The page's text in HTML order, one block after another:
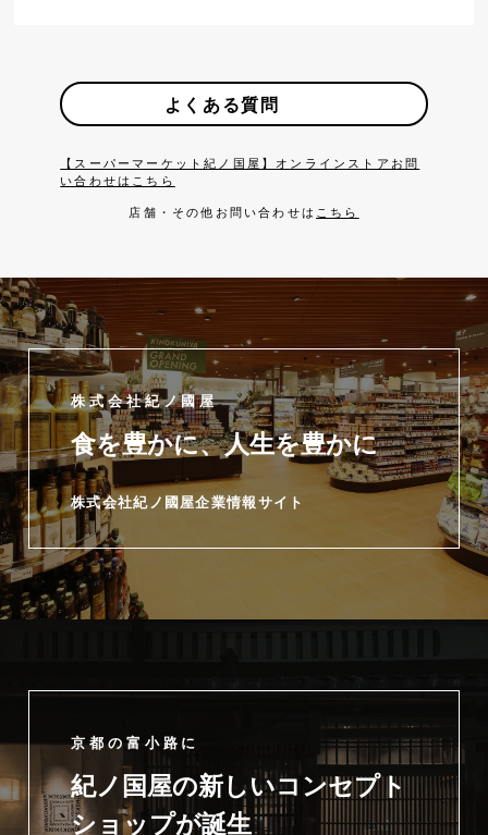
よくある質問
【スーパーマーケット紀ノ国屋】オンラインストアお問
い合わせはこちら
店舗・その他お問い合わせは こちら
株式会社紀ノ國屋
食を豊かに、人生を豊かに
株式会社紀ノ國屋企業情報サイト
京都の富小路に
紀ノ国屋の新しいコンセプト
ショップが誕生